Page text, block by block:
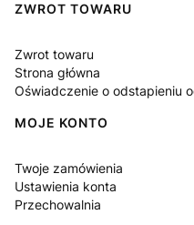
ZWROT TOWARU
Zwrot towaru
Strona główna
Oświadczenie o odstapieniu
MOJE KONTO
Twoje zamówienia
Ustawienia konta
Przechowalnia